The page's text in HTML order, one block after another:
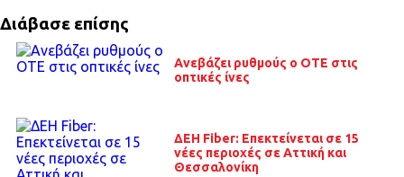
Διάβασε επίσης
Ανεβάζει ρυθμούς ο ΟΤΕ στις
οπτικές ίνες
ΔΕΗ Fiber: Επεκτείνεται σε 15
νέες περιοχές σε Αττική και
Θεσσαλονίκη